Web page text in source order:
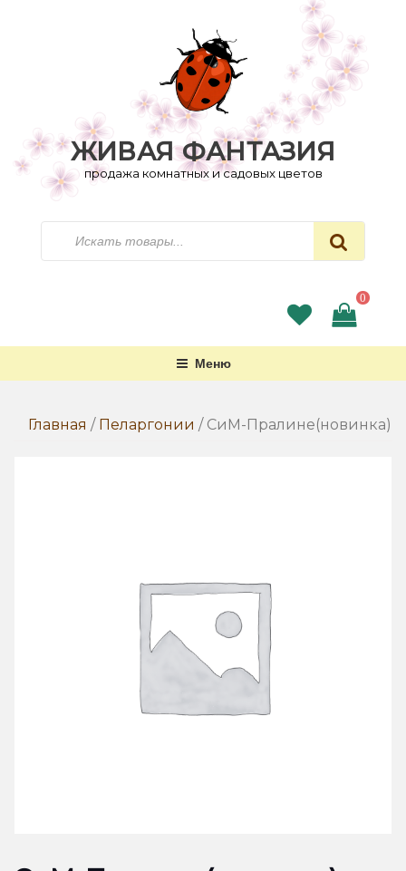
ЖИВАЯ ФАНТАЗИЯ
продажа комнатных и садовых цветов
0
Меню
Главная / Пеларгонии / СиМ-Пралине(новинка)